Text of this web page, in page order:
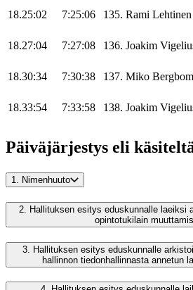
18.25:02 7:25:06 135. Rami Lehtinen
18.27:04 7:27:08 136. Joakim
18.30:34 7:30:38 137. Miko Bergbom
18.33:54 7:33:58 138. Joakim
Päiväjärjestys eli
1. Nimenhuuto
2. Hallituksen esitys eduskunnalle laeiksi
opintotukilain
3. Hallituksen esitys eduskunnalle
hallinnon tiedonhallinnasta annetun